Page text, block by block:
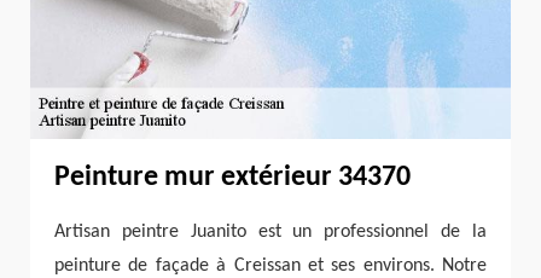
Peinture mur extérieur 34370
Artisan peintre Juanito est un professionnel de la
peinture de façade à Creissan et ses environs. Notre